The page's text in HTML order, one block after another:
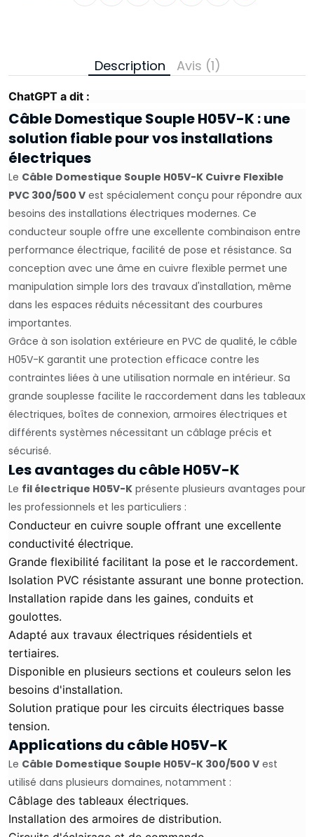
Description Avis (1)
ChatGPT a dit :
Câble Domestique Souple H05V-K : une
solution fiable pour vos installations
électriques
Le Câble Domestique Souple H05V-K Cuivre Flexible
PVC 300/500 V est spécialement conçu pour répondre aux
besoins des installations électriques modernes. Ce
conducteur souple offre une excellente combinaison entre
performance électrique, facilité de pose et résistance. Sa
conception avec une âme en cuivre flexible permet une
manipulation simple lors des travaux d'installation, même
dans les espaces réduits nécessitant des courbures
importantes.
Grâce à son isolation extérieure en PVC de qualité, le câble
H05V-K garantit une protection efficace contre les
contraintes liées à une utilisation normale en intérieur. Sa
grande souplesse facilite le raccordement dans les tableaux
électriques, boîtes de connexion, armoires électriques et
différents systèmes nécessitant un câblage précis et
sécurisé.
Les avantages du câble H05V-K
Le fil électrique H05V-K présente plusieurs avantages pour
les professionnels et les particuliers :
Conducteur en cuivre souple offrant une excellente
conductivité électrique.
Grande flexibilité facilitant la pose et le raccordement.
Isolation PVC résistante assurant une bonne protection.
Installation rapide dans les gaines, conduits et
goulottes.
Adapté aux travaux électriques résidentiels et
tertiaires.
Disponible en plusieurs sections et couleurs selon les
besoins d'installation.
Solution pratique pour les circuits électriques basse
tension.
Applications du câble H05V-K
Le Câble Domestique Souple H05V-K 300/500 V est
utilisé dans plusieurs domaines, notamment :
Câblage des tableaux électriques.
Installation des armoires de distribution.